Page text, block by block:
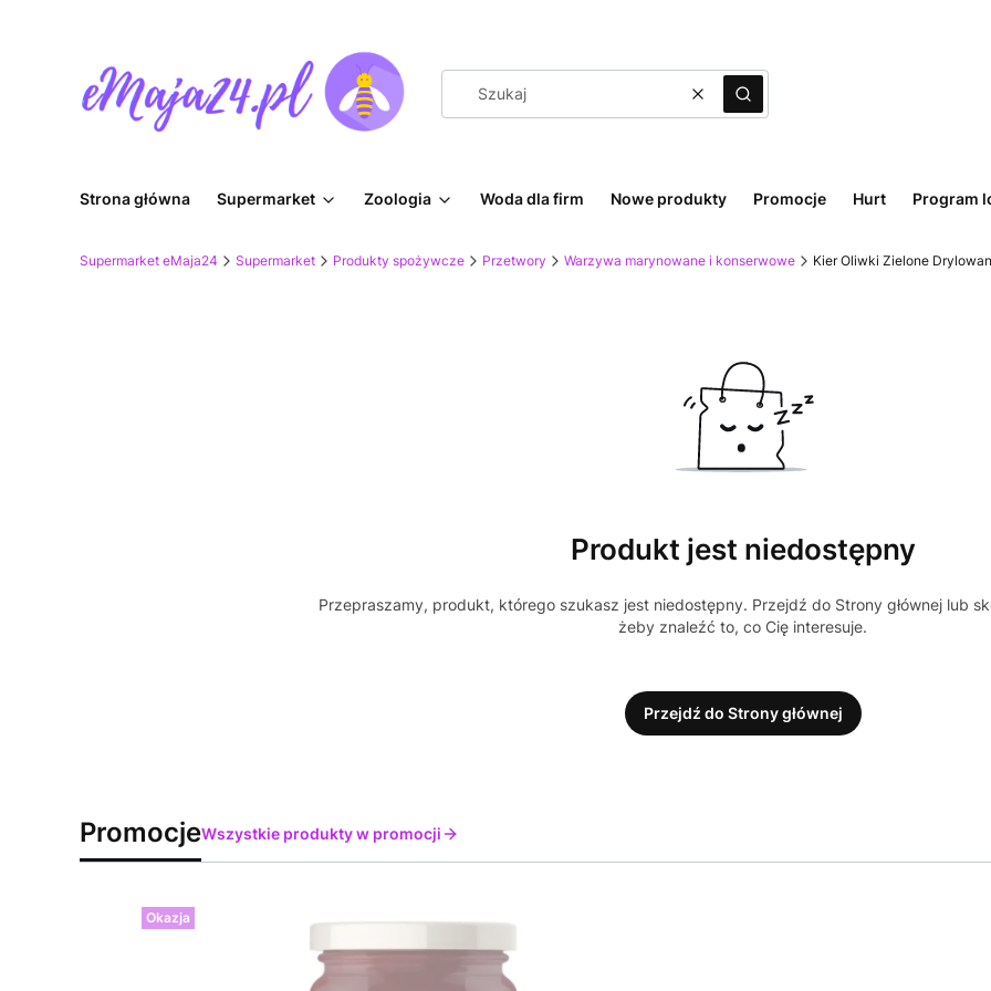
WyczyśćSzukaj
Strona główna Supermarket Zoologia Woda dla firm Nowe produkty Promocje Hurt Program
Supermarket eMaja24 Supermarket Produkty spożywcze Przetwory Warzywa marynowane i konserwowe Kier Oliwki Zielone
Produkt jest niedostępny
Przepraszamy, produkt, którego szukasz jest niedostępny. Przejdź do Strony głównej lub
żeby znaleźć to, co Cię interesuje.
Przejdź do Strony głównej
PromocjeWszystkie produkty w promocji
Okazja